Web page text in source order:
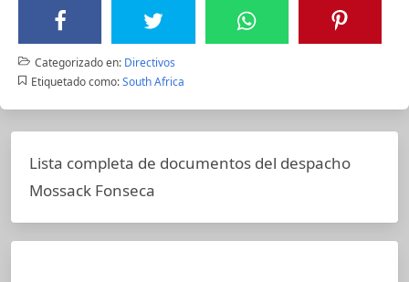
Categorizado en: Directivos
Etiquetado como: South Africa
Lista completa de documentos del despacho
Mossack Fonseca